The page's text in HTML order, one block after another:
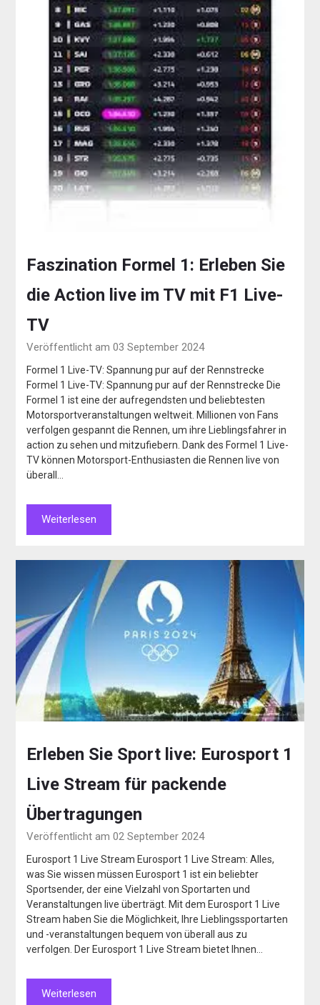
Faszination Formel 1: Erleben Sie
die Action live im TV mit F1 Live-
TV
Veröffentlicht am 03 September 2024
Formel 1 Live-TV: Spannung pur auf der Rennstrecke
Formel 1 Live-TV: Spannung pur auf der Rennstrecke Die
Formel 1 ist eine der aufregendsten und beliebtesten
Motorsportveranstaltungen weltweit. Millionen von Fans
verfolgen gespannt die Rennen, um ihre Lieblingsfahrer in
action zu sehen und mitzufiebern. Dank des Formel 1 Live-
TV können Motorsport-Enthusiasten die Rennen live von
überall…
Weiterlesen
Erleben Sie Sport live: Eurosport 1
Live Stream für packende
Übertragungen
Veröffentlicht am 02 September 2024
Eurosport 1 Live Stream Eurosport 1 Live Stream: Alles,
was Sie wissen müssen Eurosport 1 ist ein beliebter
Sportsender, der eine Vielzahl von Sportarten und
Veranstaltungen live überträgt. Mit dem Eurosport 1 Live
Stream haben Sie die Möglichkeit, Ihre Lieblingssportarten
und -veranstaltungen bequem von überall aus zu
verfolgen. Der Eurosport 1 Live Stream bietet Ihnen…
Weiterlesen